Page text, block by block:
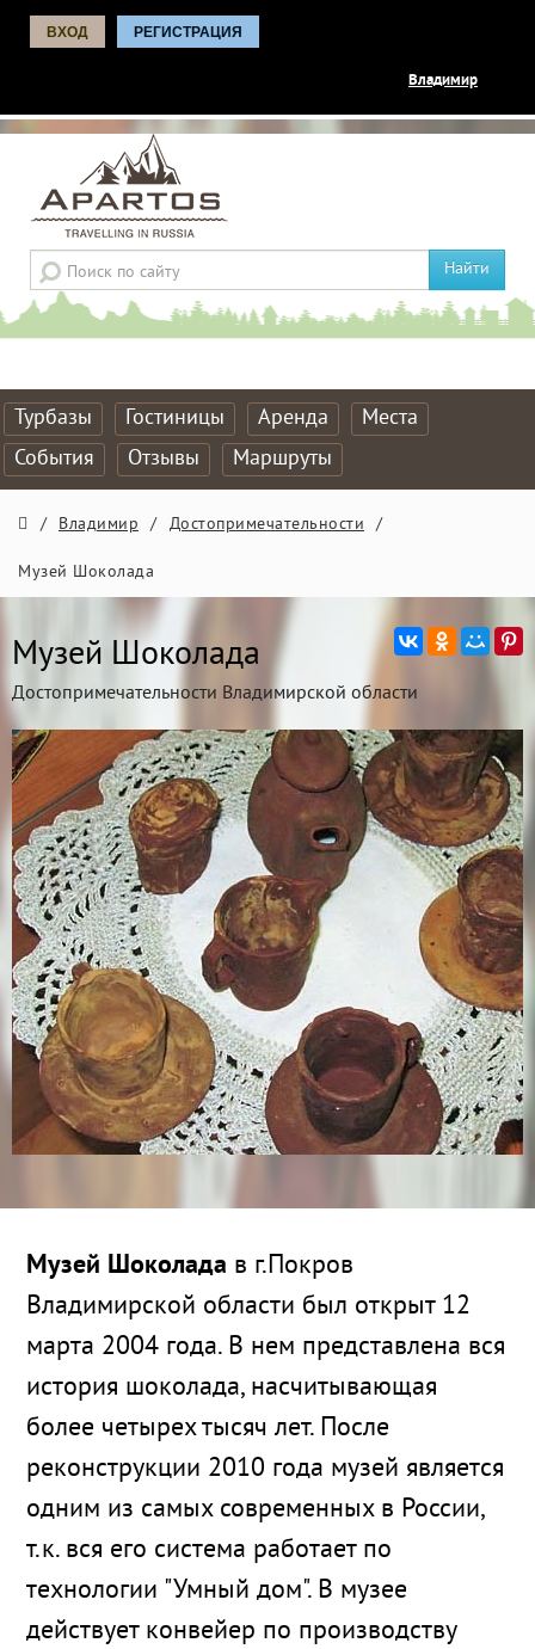
ВХОД РЕГИСТРАЦИЯ
Владимир
Найти
Турбазы Гостиницы Аренда
Места
События
Отзывы Маршруты
/ Владимир / Достопримечательности /
Музей Шоколада
Музей Шоколада
Достопримечательности Владимирской области
Музей Шоколада в г.Покров
Владимирской области был открыт 12
марта 2004 года. В нем представлена вся
история шоколада, насчитывающая
более четырех тысяч лет. После
реконструкции 2010 года музей является
одним из самых современных в России,
т.к. вся его система работает по
технологии "Умный дом". В музее
действует конвейер по производству